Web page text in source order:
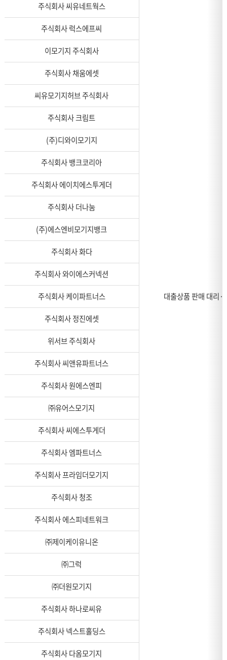
대출상품 판매 대리·
주식회사 씨유네트웍스
주식회사 럭스에프씨
이모기지 주식회사
주식회사 채움에셋
씨유모기지허브 주식회사
주식회사 크림트
(주)디와이모기지
주식회사 뱅크코리아
주식회사 에이치에스투게더
주식회사 더나눔
(주)에스엔비모기지뱅크
주식회사 화다
주식회사 와이에스커넥션
주식회사 케이파트너스
주식회사 정진에셋
위서브 주식회사
주식회사 씨앤유파트너스
주식회사 원에스엔피
㈜유어스모기지
주식회사 씨에스투게더
주식회사 엠파트너스
주식회사 프라임더모기지
주식회사 청조
주식회사 에스피네트워크
㈜제이케이유니온
㈜그럭
㈜더원모기지
주식회사 하나로씨유
주식회사 넥스트홀딩스
주식회사 다옴모기지